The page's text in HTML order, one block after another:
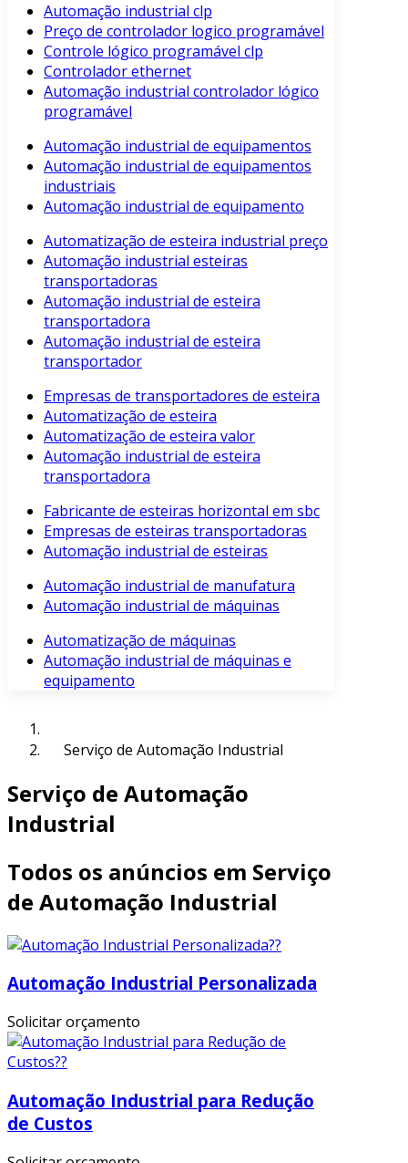
Automação industrial clp
Preço de controlador logico programável
Controle lógico programável clp
Controlador ethernet
Automação industrial controlador lógico
programável
Automação industrial de equipamentos
Automação industrial de equipamentos
industriais
Automação industrial de equipamento
Automatização de esteira industrial preço
Automação industrial esteiras
transportadoras
Automação industrial de esteira
transportadora
Automação industrial de esteira
transportador
Empresas de transportadores de esteira
Automatização de esteira
Automatização de esteira valor
Automação industrial de esteira
transportadora
Fabricante de esteiras horizontal em sbc
Empresas de esteiras transportadoras
Automação industrial de esteiras
Automação industrial de manufatura
Automação industrial de máquinas
Automatização de máquinas
Automação industrial de máquinas e
equipamento
Serviço de Automação Industrial
Serviço de Automação
Industrial
Todos os anúncios em Serviço
de Automação Industrial
Automação Industrial Personalizada
Solicitar orçamento
Automação Industrial para Redução
de Custos